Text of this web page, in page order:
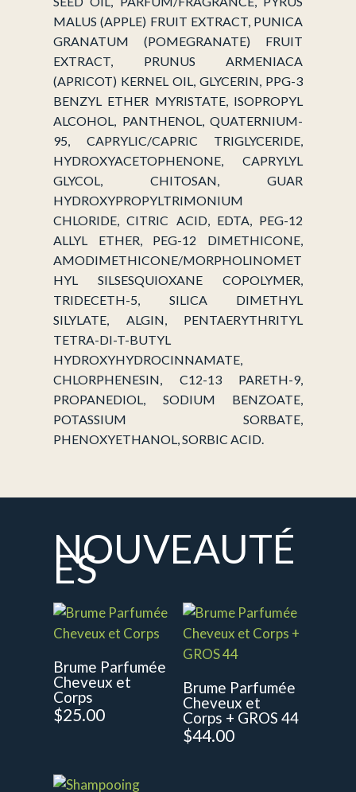
MALUS (APPLE) FRUIT EXTRACT, PUNICA
GRANATUM (POMEGRANATE) FRUIT
EXTRACT, PRUNUS ARMENIACA
(APRICOT) KERNEL OIL, GLYCERIN, PPG-3
BENZYL ETHER MYRISTATE, ISOPROPYL
ALCOHOL, PANTHENOL, QUATERNIUM-
95, CAPRYLIC/CAPRIC TRIGLYCERIDE,
HYDROXYACETOPHENONE, CAPRYLYL
GLYCOL, CHITOSAN, GUAR
HYDROXYPROPYLTRIMONIUM
CHLORIDE, CITRIC ACID, EDTA, PEG-12
ALLYL ETHER, PEG-12 DIMETHICONE,
AMODIMETHICONE/MORPHOLINOMET
HYL SILSESQUIOXANE COPOLYMER,
TRIDECETH-5, SILICA DIMETHYL
SILYLATE, ALGIN, PENTAERYTHRITYL
TETRA-DI-T-BUTYL
HYDROXYHYDROCINNAMATE,
CHLORPHENESIN, C12-13 PARETH-9,
PROPANEDIOL, SODIUM BENZOATE,
POTASSIUM SORBATE,
PHENOXYETHANOL, SORBIC ACID.
NOUVEAUTÉ
ES
Brume Parfumée
Cheveux et
Corps
$25.00
Brume Parfumée
Cheveux et
Corps + GROS 44
$44.00